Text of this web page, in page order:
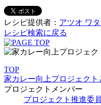
レシピ提供者： アツオ ワ
レシピ検索に戻る
TOP
家カレー向上プロジェクト
プロジェクトメンバー
プロジェクト推進委員